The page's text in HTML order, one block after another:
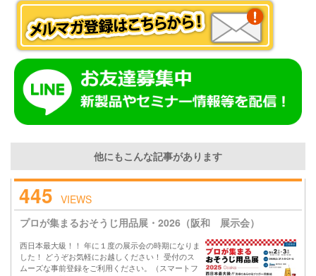
他にもこんな記事があります
445 VIEWS
プロが集まるおそうじ用品展・2026（阪和 展示会）
西日本最大級！！ 年に１度の展示会の時期になりま
した！ どうぞお気軽にお越しください！ 受付のス
ムーズな事前登録をご利用ください。（スマートフ